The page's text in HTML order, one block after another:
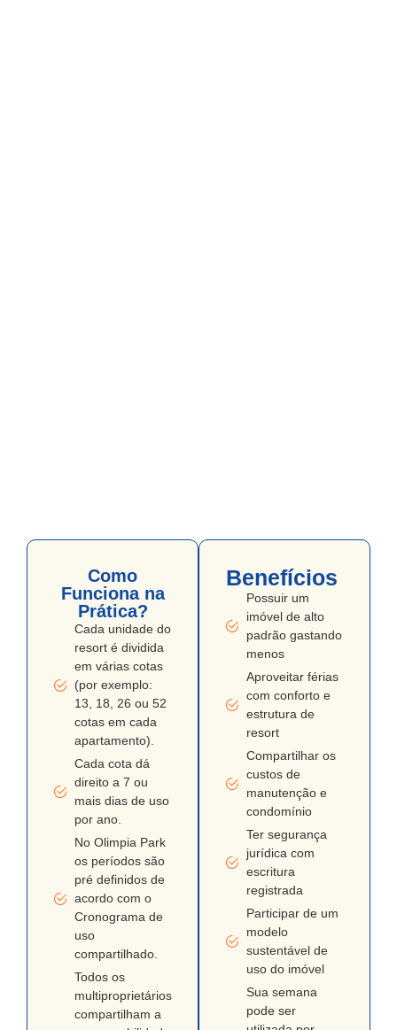
Como
Funciona na
Prática?
Cada unidade do
resort é dividida
em várias cotas
(por exemplo:
13, 18, 26 ou 52
cotas em cada
apartamento).
Cada cota dá
direito a 7 ou
mais dias de uso
por ano.
No Olimpia Park
os períodos são
pré definidos de
acordo com o
Cronograma de
uso
compartilhado.
Todos os
multiproprietários
compartilham a
Benefícios
Possuir um
imóvel de alto
padrão gastando
menos
Aproveitar férias
com conforto e
estrutura de
resort
Compartilhar os
custos de
manutenção e
condomínio
Ter segurança
jurídica com
escritura
registrada
Participar de um
modelo
sustentável de
uso do imóvel
Sua semana
pode ser